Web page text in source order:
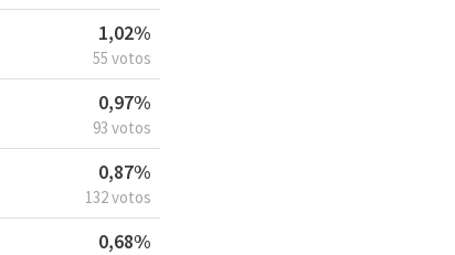
1,02%
55 votos
0,97%
93 votos
0,87%
132 votos
0,68%